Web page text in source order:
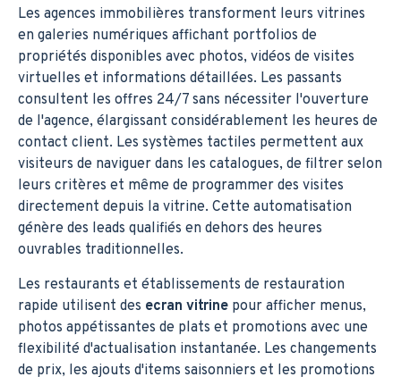
Les agences immobilières transforment leurs vitrines
en galeries numériques affichant portfolios de
propriétés disponibles avec photos, vidéos de visites
virtuelles et informations détaillées. Les passants
consultent les offres 24/7 sans nécessiter l'ouverture
de l'agence, élargissant considérablement les heures de
contact client. Les systèmes tactiles permettent aux
visiteurs de naviguer dans les catalogues, de filtrer selon
leurs critères et même de programmer des visites
directement depuis la vitrine. Cette automatisation
génère des leads qualifiés en dehors des heures
ouvrables traditionnelles.
Les restaurants et établissements de restauration
rapide utilisent des ecran vitrine pour afficher menus,
photos appétissantes de plats et promotions avec une
flexibilité d'actualisation instantanée. Les changements
de prix, les ajouts d'items saisonniers et les promotions